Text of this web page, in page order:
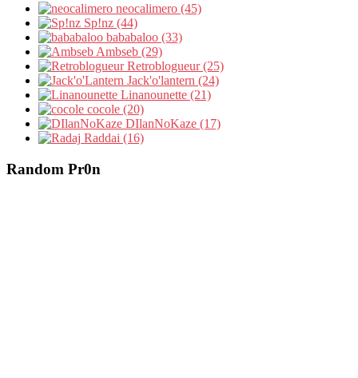
neocalimero (45)
Sp!nz (44)
bababaloo (33)
Ambseb (29)
Retroblogueur (25)
Jack'o'lantern (24)
Linanounette (21)
cocole (20)
DIlanNoKaze (17)
Raddai (16)
Random Pr0n